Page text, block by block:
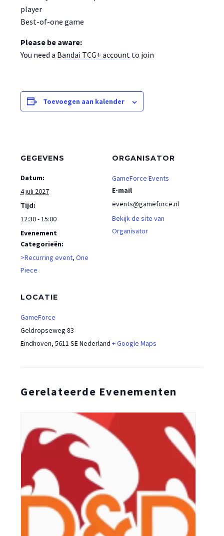
player
Best-of-one game
Please be aware:
You need a Bandai TCG+ account to join
Toevoegen aan kalender
GEGEVENS
Datum:
4 juli 2027
Tijd:
12:30 - 15:00
Evenement
Categorieën:
>Recurring event, One
Piece
LOCATIE
GameForce
Geldropseweg 83
Eindhoven, 5611 SENederland + Google Maps
ORGANISATOR
GameForce Events
E-mail
events@gameforce.nl
Bekijk de site van
Organisator
Gerelateerde Evenementen